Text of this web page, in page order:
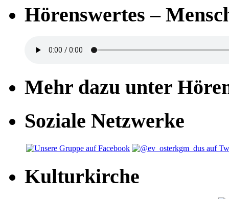
Hörenswertes –
Mehr dazu unter
Soziale Netzwerke
Kulturkirche